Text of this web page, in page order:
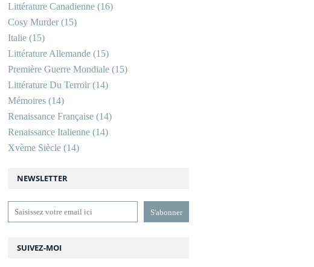
NEWSLETTER
SUIVEZ-MOI
Littérature Canadienne (16)
Cosy Murder(15)
Italie (15)
Littérature Allemande (15)
Première Guerre Mondiale (15)
Littérature Du Terroir(14)
Mémoires (14)
Renaissance Française (14)
Renaissance Italienne (14)
Xvème Siècle (14)